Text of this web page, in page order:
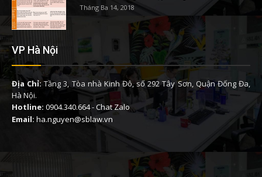
Tháng Ba 14, 2018
VP Hà Nội
Địa Chỉ: Tầng 3, Tòa nhà Kinh Đô, số 292 Tây Sơn, Quận Đống Đa,
Hà Nội.
Hotline: 0904.340.664-Chat Zalo
Email: ha.nguyen@sblaw.vn